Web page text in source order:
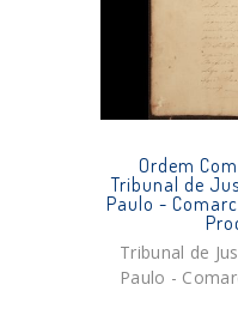
Ordem
Tribunal de
Paulo -
Tribunal de
Paulo -